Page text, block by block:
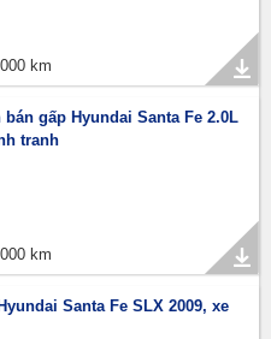
km
bán gấp Hyundai Santa Fe 2.0L
tranh
km
Santa Fe SLX 2009, xe